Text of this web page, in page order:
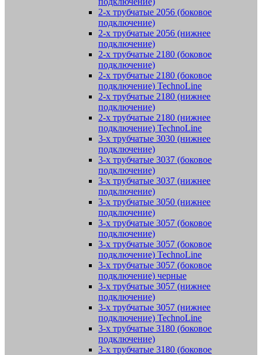
2-х трубчатые 2056 (боковое
подключение)
2-х трубчатые 2056 (нижнее
подключение)
2-х трубчатые 2180 (боковое
подключение)
2-х трубчатые 2180 (боковое
подключение) TechnoLine
2-х трубчатые 2180 (нижнее
подключение)
2-х трубчатые 2180 (нижнее
подключение) TechnoLine
3-х трубчатые 3030 (нижнее
подключение)
3-х трубчатые 3037 (боковое
подключение)
3-х трубчатые 3037 (нижнее
подключение)
3-х трубчатые 3050 (нижнее
подключение)
3-х трубчатые 3057 (боковое
подключение)
3-х трубчатые 3057 (боковое
подключение) TechnoLine
3-х трубчатые 3057 (боковое
подключение) черные
3-х трубчатые 3057 (нижнее
подключение)
3-х трубчатые 3057 (нижнее
подключение) TechnoLine
3-х трубчатые 3180 (боковое
подключение)
3-х трубчатые 3180 (боковое